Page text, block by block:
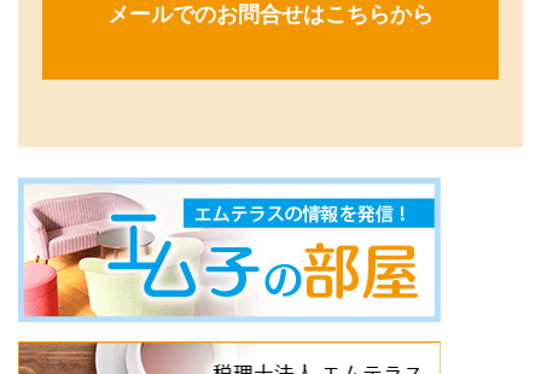
メールでのお問合せはこちらから